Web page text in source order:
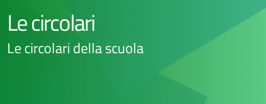
Le circolari
Le circolari della scuola